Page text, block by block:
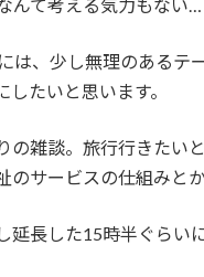
んて考える気力もない…
は、少し無理のあるテ
たいと思います。
の雑談。旅行行きたい
のサービスの仕組みとか
延長した15時半ぐらい